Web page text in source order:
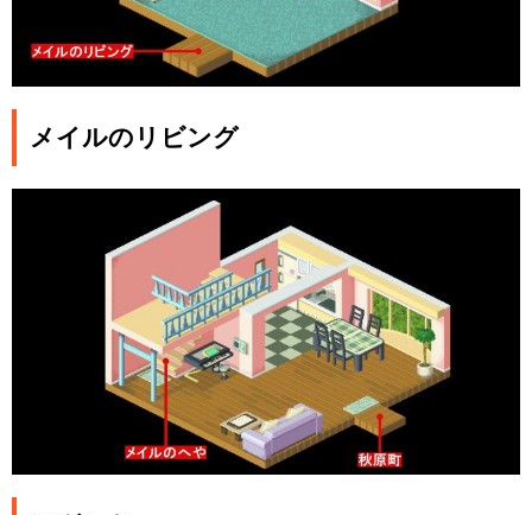
メイルのリビング